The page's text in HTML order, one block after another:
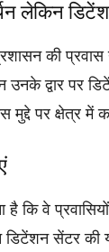
लेकिन
की
द्वार पर
पर क्षेत्र में
है कि वे
सेंटर की